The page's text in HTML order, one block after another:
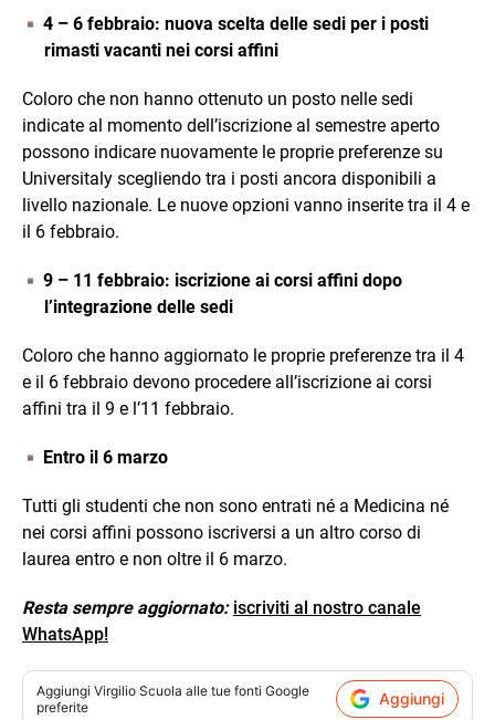
4 – 6 febbraio: nuova scelta delle sedi per i posti
rimasti vacanti nei corsi affini
Coloro che non hanno ottenuto un posto nelle sedi
indicate al momento dell’iscrizione al semestre aperto
possono indicare nuovamente le proprie preferenze su
Universitaly scegliendo tra i posti ancora disponibili a
livello nazionale. Le nuove opzioni vanno inserite tra il 4 e
il 6 febbraio.
9 – 11 febbraio: iscrizione ai corsi affini dopo
l’integrazione delle sedi
Coloro che hanno aggiornato le proprie preferenze tra il 4
e il 6 febbraio devono procedere all’iscrizione ai corsi
affini tra il 9 e l’11 febbraio.
Entro il 6 marzo
Tutti gli studenti che non sono entrati né a Medicina né
nei corsi affini possono iscriversi a un altro corso di
laurea entro e non oltre il 6 marzo.
Resta sempre aggiornato: iscriviti al nostro canale
WhatsApp!
Aggiungi Virgilio Scuola alle tue fonti Google
preferite
Aggiungi